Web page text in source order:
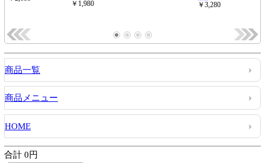
商品一覧
商品メニュー
HOME
合計 0円